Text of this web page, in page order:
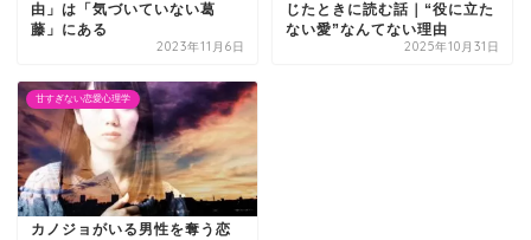
由」は「気づいていない葛
藤」にある
2023年11月6日
じたときに読む話｜“役に立た
ない愛”なんてない理由
2025年10月31日
甘すぎない恋愛心理学
カノジョがいる男性を奪う恋